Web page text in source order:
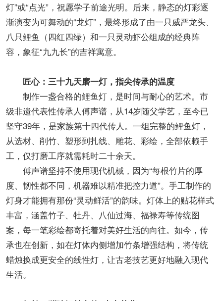
灯”或“点光”，祝愿学子前途光明。后来，静态的灯彩逐
渐演变为可舞动的“龙灯”，最终形成了由一只威严龙头、
八只鲤鱼（四红四绿）和一只灵动虾公组成的经典阵
容，象征“九九长”的吉祥寓意。
匠心：三十九天磨一灯，指尖传承的温度
制作一盏合格的鲤鱼灯，是时间与耐心的艺术。市
级非遗代表性传承人傅声谱，从14岁随父学艺，至今已
坚守39年，是家族第十四代传人。一组完整的鲤鱼灯，
从选材、削竹、塑形到扎线、雕花、彩绘，全部依赖手
工，仅打磨工序就需耗时二十余天。
傅声谱坚持不使用现代机械，因为“每根竹片的厚
度、韧性都不同，机器难以精准把控力道”。手工制作的
灯身才能拥有那份“灵动鲜活”的韵味。灯体上的贴花样式
丰富，涵盖竹子、牡丹、八仙过海、福禄寿等传统图
案，每一笔彩绘都寄托着对美好生活的向往。如今，传
承也在创新，如在灯体内侧增加竹条增强结构，将传统
蜡烛换成更安全的线性灯，让古老技艺更好地融入现代
生活。